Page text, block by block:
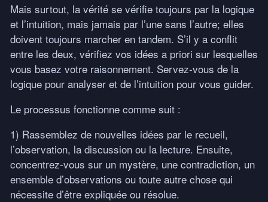
Mais surtout, la vérité se vérifie toujours par la logique
et l’intuition, mais jamais par l’une sans l’autre; elles
doivent toujours marcher en tandem. S’il y a conflit
entre les deux, vérifiez vos idées a priori sur lesquelles
vous basez votre raisonnement. Servez-vous de la
logique pour analyser et de l’intuition pour vous guider.
Le processus fonctionne comme suit :
1) Rassemblez de nouvelles idées par le recueil,
l’observation, la discussion ou la lecture. Ensuite,
concentrez-vous sur un mystère, une contradiction, un
ensemble d’observations ou toute autre chose qui
nécessite d’être expliquée ou résolue.